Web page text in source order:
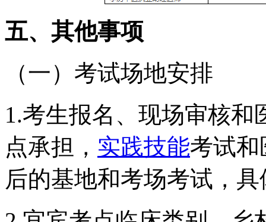
五、其他事项
（一）考试场地安排
1.考生报名、现场审核
点承担， 实践技能考试
后的基地和考场考试，